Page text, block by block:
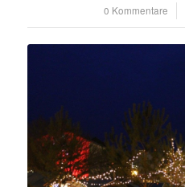
0 Kommentare
/